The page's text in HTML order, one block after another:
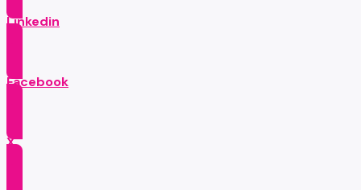
Linkedin
Facebook
X